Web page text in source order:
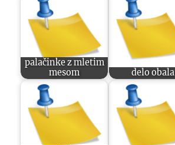
palačinke z mletim
mesom
delo obala